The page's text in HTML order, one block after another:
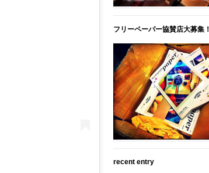
フリーペーパー協賛店大募集！
recent entry